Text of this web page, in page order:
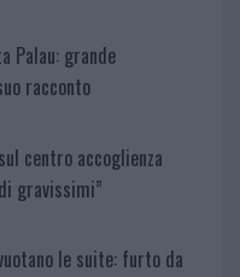
Palau: grande
racconto
centro accoglienza
gravissimi”
le suite: furto da